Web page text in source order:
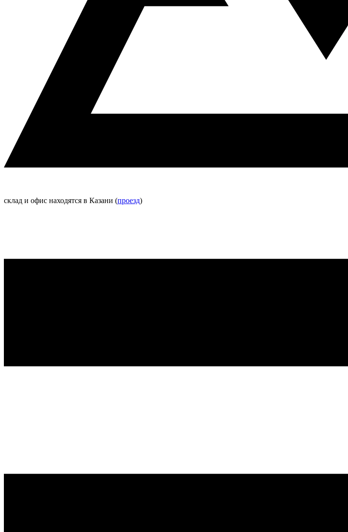
склад и офис находятся в Казани (проезд)